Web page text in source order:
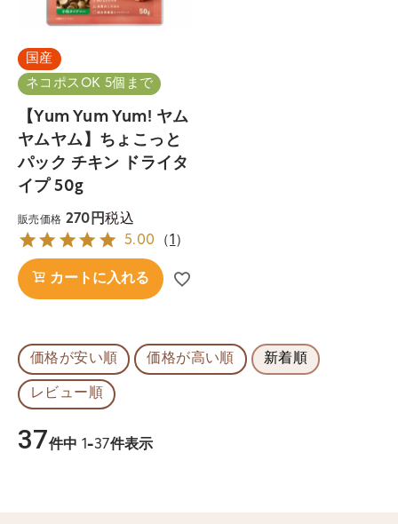
国産
ネコポスOK 5個まで
【Yum Yum Yum! ヤム
ヤムヤム】ちょこっと
パック チキン ドライタ
イプ 50g
販売価格 270 税込
5.00 （1 ）
カートに入れる
価格が安い順 価格が高い順 新着順
レビュー順
37件中 1-37件表示